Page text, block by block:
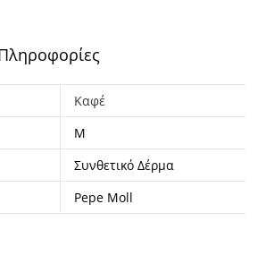
Καφέ
M
Συνθετικό Δέρμα
Pepe Moll